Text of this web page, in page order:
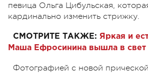
певица Ольга Цибульская,
кардинально изменить стрижку.
СМОТРИТЕ ТАКЖЕ: Яркая и
Маша Ефросинина вышла в свет
Фотографией с новой